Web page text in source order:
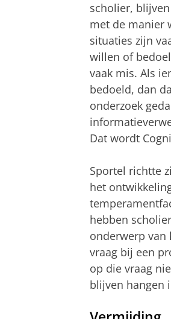
scholier,
met de manier
situaties zijn
willen of
vaak mis. Als
bedoeld, dan
onderzoek
Dat wordt
Sportel richtte
het
hebben
onderwerp van
vraag bij een
op die vraag
blijven hangen